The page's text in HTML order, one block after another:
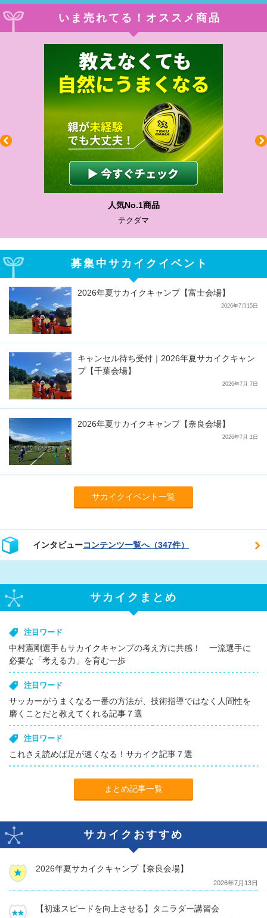
いま売れてる！オススメ商品
人気No.1商品
テクダマ
募集中サカイクイベント
2026年夏サカイクキャンプ【富士会場】
2026年7月15日
キャンセル待ち受付｜2026年夏サカイクキャン
プ【千葉会場】
2026年7月 7日
2026年夏サカイクキャンプ【奈良会場】
2026年7月 1日
サカイクイベント一覧
インタビューコンテンツ一覧へ（347件）
サカイクまとめ
注目ワード
中村憲剛選手もサカイクキャンプの考え方に共感！ 一流選手に
必要な「考える力」を育む一歩
注目ワード
サッカーがうまくなる一番の方法が、技術指導ではなく人間性を
磨くことだと教えてくれる記事７選
注目ワード
これさえ読めば足が速くなる！サカイク記事７選
まとめ記事一覧
サカイクおすすめ
2026年夏サカイクキャンプ【奈良会場】
2026年7月13日
【初速スピードを向上させる】タニラダー講習会